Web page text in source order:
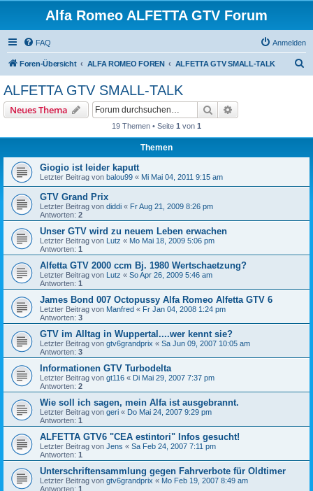
Alfa Romeo ALFETTA GTV Forum
FAQ Anmelden
Foren-Übersicht ALFA ROMEO FOREN ALFETTA GTV SMALL-TALK
ALFETTA GTV SMALL-TALK
Neues Thema Suche
19 Themen • Seite 1 von 1
Themen
Giogio ist leider kaputt
Letzter Beitrag von balou99 « Mi Mai 04, 2011 9:15 am
GTV Grand Prix
Letzter Beitrag von diddi « Fr Aug 21, 2009 8:26 pm
Antworten: 2
Unser GTV wird zu neuem Leben erwachen
Letzter Beitrag von Lutz « Mo Mai 18, 2009 5:06 pm
Antworten: 1
Alfetta GTV 2000 ccm Bj. 1980 Wertschaetzung?
Letzter Beitrag von Lutz « So Apr 26, 2009 5:46 am
Antworten: 1
James Bond 007 Octopussy Alfa Romeo Alfetta GTV 6
Letzter Beitrag von Manfred « Fr Jan 04, 2008 1:24 pm
Antworten: 3
GTV im Alltag in Wuppertal....wer kennt sie?
Letzter Beitrag von gtv6grandprix « Sa Jun 09, 2007 10:05 am
Antworten: 3
Informationen GTV Turbodelta
Letzter Beitrag von gt116 « Di Mai 29, 2007 7:37 pm
Antworten: 2
Wie soll ich sagen, mein Alfa ist ausgebrannt.
Letzter Beitrag von geri « Do Mai 24, 2007 9:29 pm
Antworten: 1
ALFETTA GTV6 "CEA estintori" Infos gesucht!
Letzter Beitrag von Jens « Sa Feb 24, 2007 7:11 pm
Antworten: 1
Unterschriftensammlung gegen Fahrverbote für Oldtimer
Letzter Beitrag von gtv6grandprix « Mo Feb 19, 2007 8:49 am
Antworten: 1